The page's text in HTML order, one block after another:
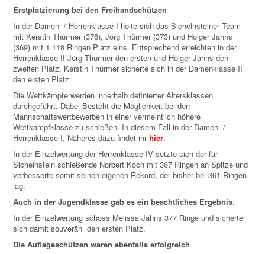
Erstplatzierung bei den Freihandschützen
In der Damen- / Herrenklasse I holte sich das Sichelnsteiner Team
mit Kerstin Thürmer (376), Jörg Thürmer (373) und Holger Jahns
(369) mit 1.118 Ringen Platz eins. Entsprechend erreichten in der
Herrenklasse II Jörg Thürmer den ersten und Holger Jahns den
zweiten Platz. Kerstin Thürmer sicherte sich in der Damenklasse II
den ersten Platz.
Die Wettkämpfe werden innerhalb definierter Altersklassen
durchgeführt. Dabei Besteht die Möglichkeit bei den
Mannschaftswertbewerben in einer vermeintlich höhere
Wettkampfklasse zu schießen. In diesem Fall in der Damen- /
Herrenklasse I. Näheres dazu findet ihrhier.
In der Einzelwertung der Herrenklasse IV setzte sich der für
Sichelnstein schießende Norbert Koch mit 367 Ringen an Spitze und
verbesserte somit seinen eigenen Rekord, der bisher bei 361 Ringen
lag.
Auch in der Jugendklasse gab es ein beachtliches Ergebnis.
In der Einzelwertung schoss Melissa Jahns 377 Ringe und sicherte
sich damit souverän den ersten Platz.
Die Auflageschützen waren ebenfalls erfolgreich